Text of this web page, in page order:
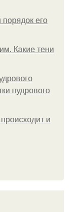
его
Какие тени
пудрового
и